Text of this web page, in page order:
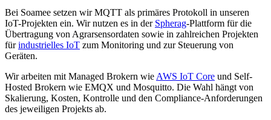
Bei Soamee setzen wir MQTT als primäres Protokoll in unseren
IoT-Projekten ein. Wir nutzen es in der Spherag-Plattform für die
Übertragung von Agrarsensordaten sowie in zahlreichen Projekten
fürindustrielles IoT zum Monitoring und zur Steuerung von
Geräten.
Wir arbeiten mit Managed Brokern wie AWS IoT Core und Self-
Hosted Brokern wie EMQX und Mosquitto. Die Wahl hängt von
Skalierung, Kosten, Kontrolle und den Compliance-Anforderungen
des jeweiligen Projekts ab.